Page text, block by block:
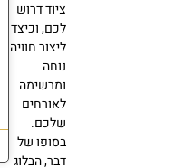
ציוד דרוש
לכם, וכיצד
ליצור חוויה
נוחה
ומרשימה
לאורחים
שלכם.
בסופו של
דבר, הבלוג